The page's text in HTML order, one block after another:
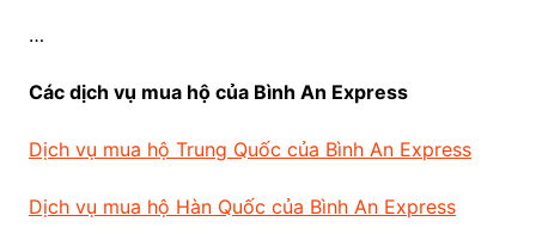
…
Các dịch vụ mua hộ của Bình An Express
Dịch vụ mua hộ Trung Quốc của Bình An Express
Dịch vụ mua hộ Hàn Quốc của Bình An Express